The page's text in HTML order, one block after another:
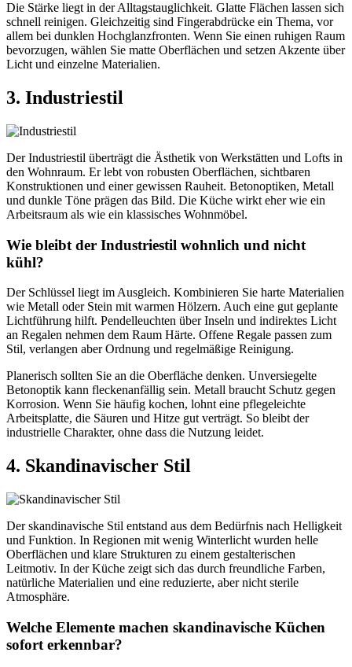
Die Stärke liegt in der Alltagstauglichkeit. Glatte Flächen lassen sich
schnell reinigen. Gleichzeitig sind Fingerabdrücke ein Thema, vor
allem bei dunklen Hochglanzfronten. Wenn Sie einen ruhigen Raum
bevorzugen, wählen Sie matte Oberflächen und setzen Akzente über
Licht und einzelne Materialien.
3. Industriestil
Der Industriestil überträgt die Ästhetik von Werkstätten und Lofts in
den Wohnraum. Er lebt von robusten Oberflächen, sichtbaren
Konstruktionen und einer gewissen Rauheit. Betonoptiken, Metall
und dunkle Töne prägen das Bild. Die Küche wirkt eher wie ein
Arbeitsraum als wie ein klassisches Wohnmöbel.
Wie bleibt der Industriestil wohnlich und nicht
kühl?
Der Schlüssel liegt im Ausgleich. Kombinieren Sie harte Materialien
wie Metall oder Stein mit warmen Hölzern. Auch eine gut geplante
Lichtführung hilft. Pendelleuchten über Inseln und indirektes Licht
an Regalen nehmen dem Raum Härte. Offene Regale passen zum
Stil, verlangen aber Ordnung und regelmäßige Reinigung.
Planerisch sollten Sie an die Oberfläche denken. Unversiegelte
Betonoptik kann fleckenanfällig sein. Metall braucht Schutz gegen
Korrosion. Wenn Sie häufig kochen, lohnt eine pflegeleichte
Arbeitsplatte, die Säuren und Hitze gut verträgt. So bleibt der
industrielle Charakter, ohne dass die Nutzung leidet.
4. Skandinavischer Stil
Der skandinavische Stil entstand aus dem Bedürfnis nach Helligkeit
und Funktion. In Regionen mit wenig Winterlicht wurden helle
Oberflächen und klare Strukturen zu einem gestalterischen
Leitmotiv. In der Küche zeigt sich das durch freundliche Farben,
natürliche Materialien und eine reduzierte, aber nicht sterile
Atmosphäre.
Welche Elemente machen skandinavische Küchen
sofort erkennbar?